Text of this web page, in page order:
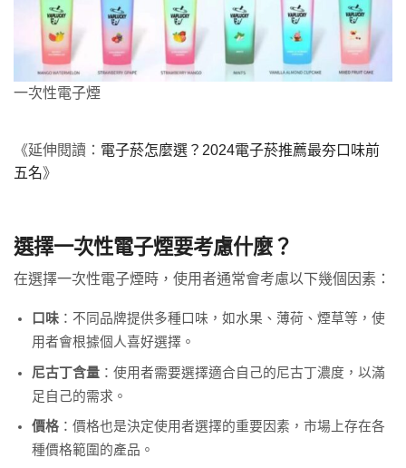
一次性電子煙
《延伸閱讀： 電子菸怎麼選？2024電子菸推薦最夯口味前
五名》
選擇一次性電子煙要考慮什麼？
在選擇一次性電子煙時，使用者通常會考慮以下幾個因素：
口味 ：不同品牌提供多種口味，如水果、薄荷、煙草等，使
用者會根據個人喜好選擇。
尼古丁含量 ：使用者需要選擇適合自己的尼古丁濃度，以滿
足自己的需求。
價格 ：價格也是決定使用者選擇的重要因素，市場上存在各
種價格範圍的產品。